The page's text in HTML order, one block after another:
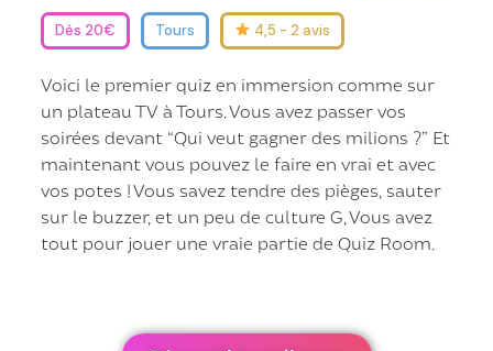
Dès 20€ Tours 4,5 - 2 avis
Voici le premier quiz en immersion comme sur
un plateau TV à Tours. Vous avez passer vos
soirées devant “Qui veut gagner des milions ?” Et
maintenant vous pouvez le faire en vrai et avec
vos potes ! Vous savez tendre des pièges, sauter
sur le buzzer, et un peu de culture G, Vous avez
tout pour jouer une vraie partie de Quiz Room.